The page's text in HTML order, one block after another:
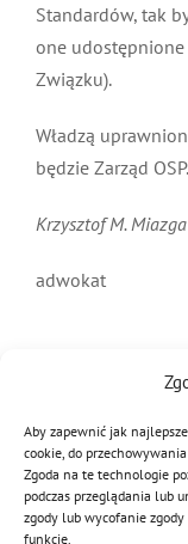
Aby zapewnić jak
cookie, do
Zgoda na te technologie
podczas przeglądania lub
zgody lub wycofanie
funkcje.
Standardów, tak
one udostępnione
Związku).
Władzą
będzie Zarząd OSP.
Krzysztof M. Miazga
adwokat